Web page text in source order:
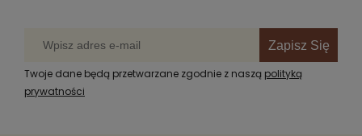
Zapisz Się
Twoje dane będą przetwarzane zgodnie z naszą polityką
prywatności